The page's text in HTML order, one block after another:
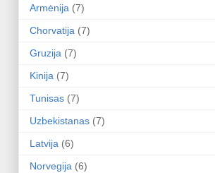
Armėnija (7)
Chorvatija (7)
Gruzija (7)
Kinija (7)
Tunisas (7)
Uzbekistanas (7)
Latvija (6)
Norvegija (6)